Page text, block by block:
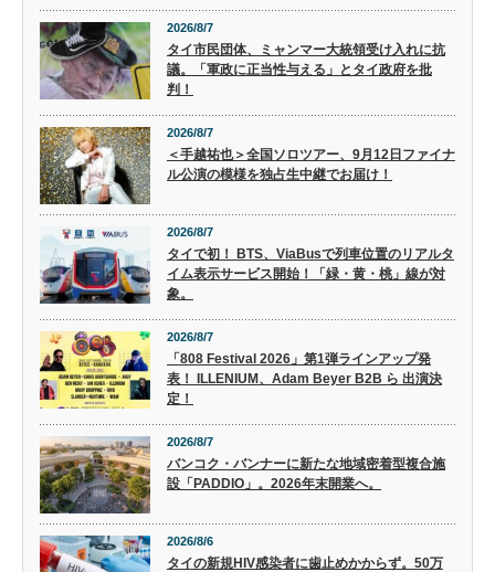
2026/8/7
タイ市民団体、ミャンマー大統領受け入れに抗
議。「軍政に正当性与える」とタイ政府を批
判！
2026/8/7
＜手越祐也＞全国ソロツアー、9月12日ファイナ
ル公演の模様を独占生中継でお届け！
2026/8/7
タイで初！ BTS、ViaBusで列車位置のリアルタ
イム表示サービス開始！「緑・黄・桃」線が対
象。
2026/8/7
「808 Festival 2026」第1弾ラインアップ発
表！ ILLENIUM、Adam Beyer B2B ら 出演決
定！
2026/8/7
バンコク・バンナーに新たな地域密着型複合施
設「PADDIO」。2026年末開業へ。
2026/8/6
タイの新規HIV感染者に歯止めかからず。50万